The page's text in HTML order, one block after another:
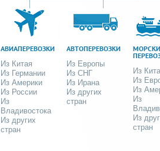
АВИАПЕРЕВОЗКИ
Из Китая
Из Германии
Из Америки
Из России
Из
Владивостока
Из других
стран
АВТОПЕРЕВОЗКИ
Из Европы
Из СНГ
Из Ирана
Из других
стран
Из
Из
Из
Из
Из
стран